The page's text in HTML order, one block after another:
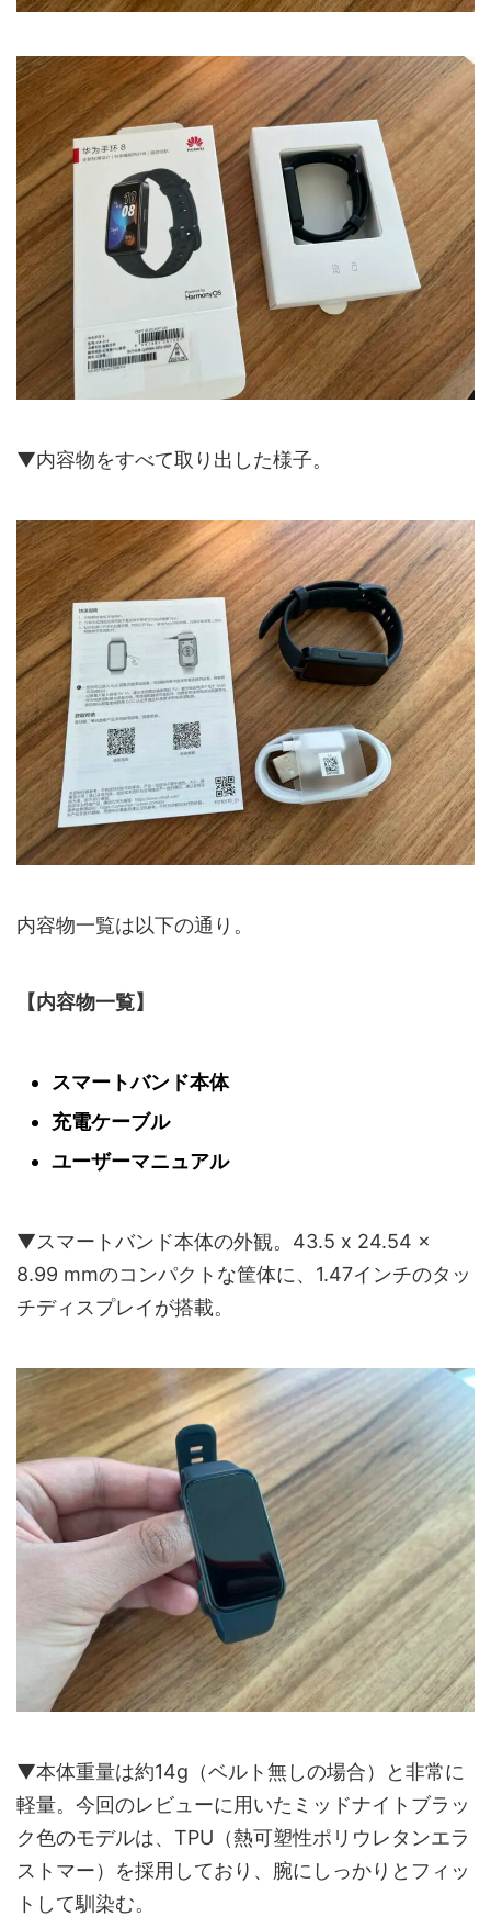
▼内容物をすべて取り出した様子。
内容物一覧は以下の通り。
【内容物一覧】
スマートバンド本体
充電ケーブル
ユーザーマニュアル
▼スマートバンド本体の外観。43.5 x 24.54 x
8.99 mmのコンパクトな筐体に、1.47インチのタッ
チディスプレイが搭載。
▼本体重量は約14g（ベルト無しの場合）と非常に
軽量。今回のレビューに用いたミッドナイトブラッ
ク色のモデルは、TPU（熱可塑性ポリウレタンエラ
ストマー）を採用しており、腕にしっかりとフィッ
トして馴染む。